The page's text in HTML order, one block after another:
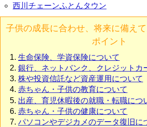
西川チェーンふとんタウン
子供の成長に合わせ、将来に備え
ポイント
生命保険、学資保険について
銀行、ネットバンク、クレジットカ
株や投資信託など資産運用について
赤ちゃん・子供の教育について
出産、育児休暇後の就職・転職につ
赤ちゃん・子供の健康について
パソコンやデジカメのデータ復旧に